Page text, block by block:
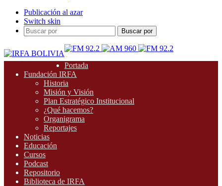
Publicación al azar
Switch skin
Buscar por
Portada
Fundación IRFA
Historia
Misión y Visión
Plan Estratégico Institucional
¿Qué hacemos?
Organigrama
Reportajes
Noticias
Educación
Cursos
Podcast
Repositorio
Biblioteca de IRFA